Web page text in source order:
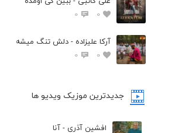
0
0
آرکا علیزاده - دلش تنگ میشه
0
0
جدیدترین موزیک ویدیو ها
افشین آذری - آنا